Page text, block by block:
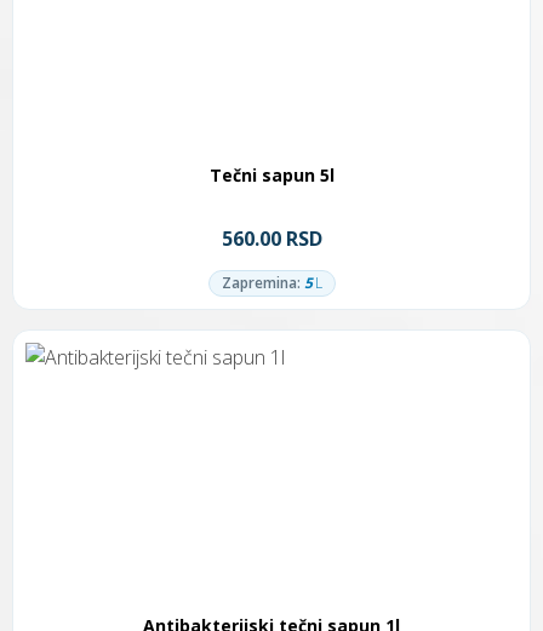
Tečni sapun 5l
560.00 RSD
Zapremina: 5 L
Antibakterijski tečni sapun 1l